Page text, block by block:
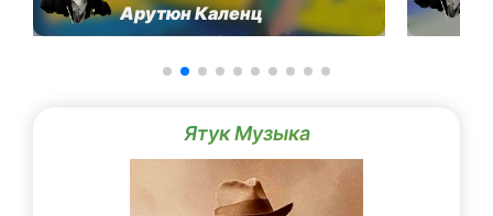
Арутюн Каленц
Ятук Музыка